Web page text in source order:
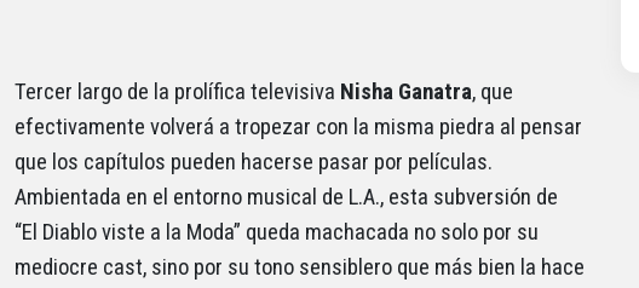
Tercer largo de la prolífica televisiva Nisha Ganatra, que
efectivamente volverá a tropezar con la misma piedra al pensar
que los capítulos pueden hacerse pasar por películas.
Ambientada en el entorno musical de L.A., esta subversión de
“El Diablo viste a la Moda” queda machacada no solo por su
mediocre cast, sino por su tono sensiblero que más bien la hace